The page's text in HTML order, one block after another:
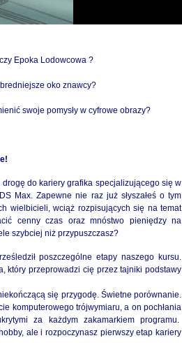
Epoka Lodowcowa ?
oko znawcy?
swoje pomysły w cyfrowe obrazy?
do kariery grafika specjalizującego się w
Max. Zapewne nie raz już słyszałeś o tym
wielbicieli, wciąż rozpisujących się na temat
cenny czas oraz mnóstwo pieniędzy na
szybciej niż przypuszczasz?
poszczególne etapy naszego kursu.
który przeprowadzi cię przez tajniki podstawy
się przygodę. Świetne porównanie.
komputerowego trójwymiaru, a on pochłania
za każdym zakamarkiem programu.
ale i rozpoczynasz pierwszy etap kariery